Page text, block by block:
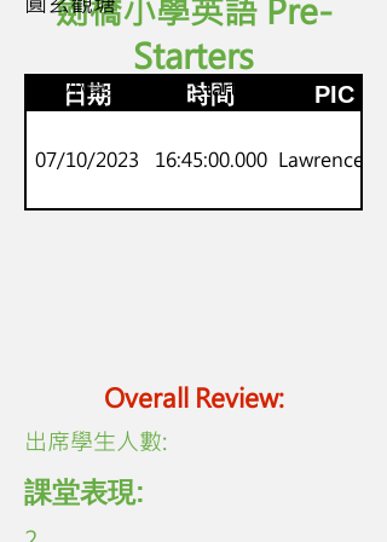
劍橋小學英語 Pre-
Starters
日期 時間 PIC
07/10/2023 16:45:00.000 Lawrence Lo
Overall Review:
劍橋小學英語 Pre-Starters
​出席學生人數:
課堂表現: